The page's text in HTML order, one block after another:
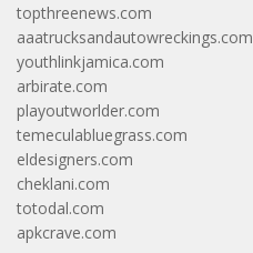
topthreenews.com
aaatrucksandautowreckings.com
youthlinkjamica.com
arbirate.com
playoutworlder.com
temeculabluegrass.com
eldesigners.com
cheklani.com
totodal.com
apkcrave.com